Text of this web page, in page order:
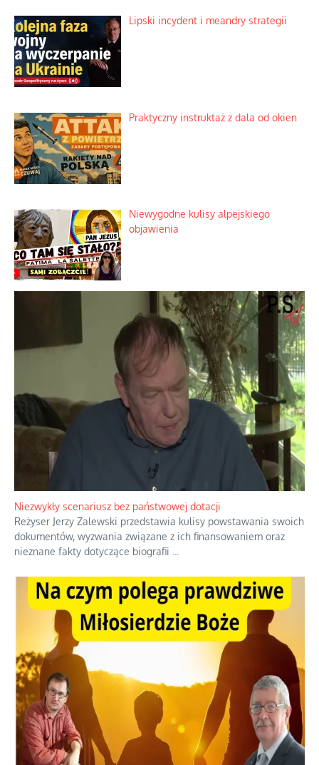
Lipski incydent i meandry strategii
Praktyczny instruktaż z dala od okien
Niewygodne kulisy alpejskiego
objawienia
Niezwykły scenariusz bez państwowej dotacji
Reżyser Jerzy Zalewski przedstawia kulisy powstawania swoich
dokumentów, wyzwania związane z ich finansowaniem oraz
nieznane fakty dotyczące biografii